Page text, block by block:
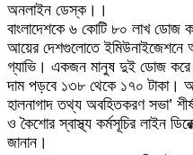
অনলাইন ডেস্ক।।
বাংলাদেশকে ৬ কোটি ৮০ লাখ ডোজ
আয়ের দেশগুলোতে ইমিউনাইজেশনে
গ্যাভি। একজন মানুষ দুই ডোজ করে
দাম পড়বে ১৩৮ থেকে ১৭০ টাকা।
হালনাগাদ তথ্য অবহিতকরণ সভা’
ও কৈশোর স্বাস্থ্য কর্মসূচির লাইন
জানান।